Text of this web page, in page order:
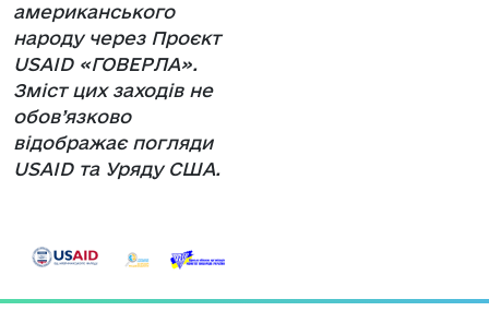
американського
народу через Проєкт
USAID «ГОВЕРЛА».
Зміст цих заходів не
обов’язково
відображає погляди
USAID та Уряду США.